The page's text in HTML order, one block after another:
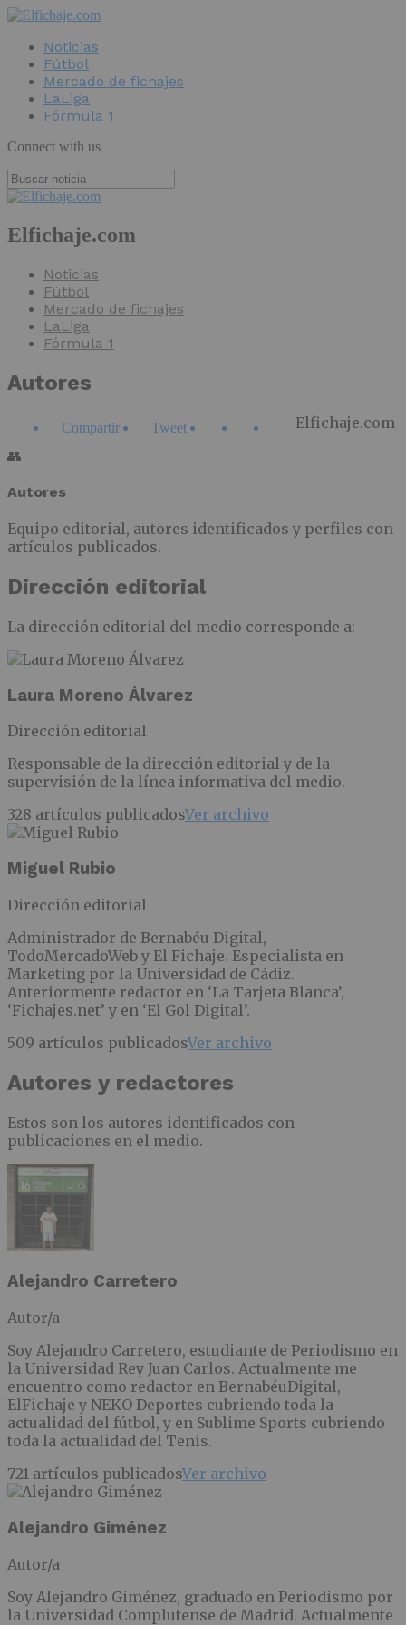
Noticias
Fútbol
Mercado de fichajes
LaLiga
Fórmula 1
Connect with us
Elfichaje.com
Noticias
Fútbol
Mercado de fichajes
LaLiga
Fórmula 1
Autores
Compartir Tweet
Elfichaje.com
👥
Autores
Equipo editorial, autores identificados y perfiles con
artículos publicados.
Dirección editorial
La dirección editorial del medio corresponde a:
Laura Moreno Álvarez
Dirección editorial
Responsable de la dirección editorial y de la
supervisión de la línea informativa del medio.
328 artículos publicadosVer archivo
Miguel Rubio
Dirección editorial
Administrador de Bernabéu Digital,
TodoMercadoWeb y El Fichaje. Especialista en
Marketing por la Universidad de Cádiz.
Anteriormente redactor en ‘La Tarjeta Blanca’,
‘Fichajes.net’ y en ‘El Gol Digital’.
509 artículos publicadosVer archivo
Autores y redactores
Estos son los autores identificados con
publicaciones en el medio.
Alejandro Carretero
Autor/a
Soy Alejandro Carretero, estudiante de Periodismo en
la Universidad Rey Juan Carlos. Actualmente me
encuentro como redactor en BernabéuDigital,
ElFichaje y NEKO Deportes cubriendo toda la
actualidad del fútbol, y en Sublime Sports cubriendo
toda la actualidad del Tenis.
721 artículos publicadosVer archivo
Alejandro Giménez
Autor/a
Soy Alejandro Giménez, graduado en Periodismo por
la Universidad Complutense de Madrid. Actualmente